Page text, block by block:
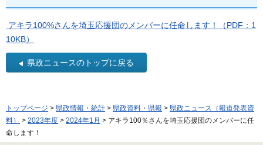
アキラ100%さんを埼玉応援団のメンバーに任命します！（PDF：1
10KB）
県政ニュースのトップに戻る
トップページ > 県政情報・統計 > 県政資料・県報 > 県政ニュース（報道発表資
料）
> 2023年度 > 2024年1月 > アキラ100％さんを埼玉応援団のメンバーに任
命します！